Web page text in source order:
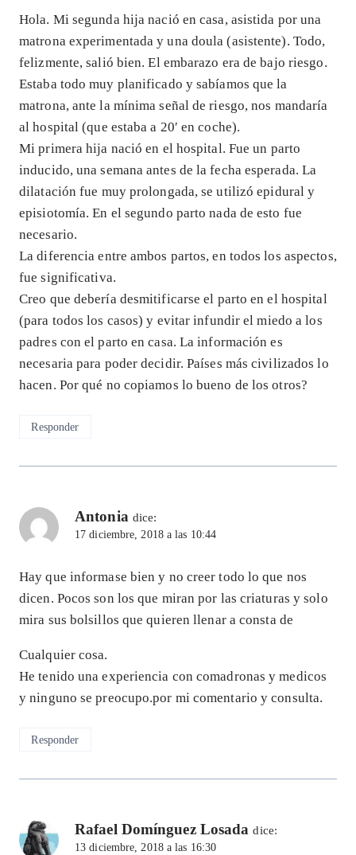
Hola. Mi segunda hija nació en casa, asistida por una
matrona experimentada y una doula (asistente). Todo,
felizmente, salió bien. El embarazo era de bajo riesgo.
Estaba todo muy planificado y sabíamos que la
matrona, ante la mínima señal de riesgo, nos mandaría
al hospital (que estaba a 20′ en coche).
Mi primera hija nació en el hospital. Fue un parto
inducido, una semana antes de la fecha esperada. La
dilatación fue muy prolongada, se utilizó epidural y
episiotomía. En el segundo parto nada de esto fue
necesario.
La diferencia entre ambos partos, en todos los aspectos,
fue significativa.
Creo que debería desmitificarse el parto en el hospital
(para todos los casos) y evitar infundir el miedo a los
padres con el parto en casa. La información es
necesaria para poder decidir. Países más civilizados lo
hacen. Por qué no copiamos lo bueno de los otros?
Responder
Antonia dice:
17 diciembre, 2018 a las 10:44
Hay que informase bien y no creer todo lo que nos
dicen. Pocos son los que miran por las criaturas y solo
mira sus bolsillos que quieren llenar a consta de
Cualquier cosa.
He tenido una experiencia con comadronas y medicos
y ninguno se preocupo.por mi comentario y consulta.
Responder
Rafael Domínguez Losada dice:
13 diciembre, 2018 a las 16:30